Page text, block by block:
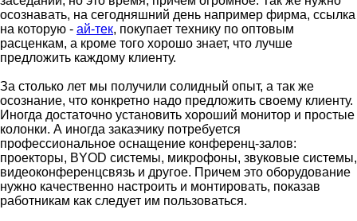
осознавать, на сегодняшний день например фирма, ссылка
на которую - ай-тек, покупает технику по оптовым
расценкам, а кроме того хорошо знает, что лучше
предложить каждому клиенту.
За столько лет мы получили солидный опыт, а так же
осознание, что конкретно надо предложить своему клиенту.
Иногда достаточно установить хороший монитор и простые
колонки. А иногда заказчику потребуется
профессиональное оснащение конференц-залов:
проекторы, BYOD системы, микрофоны, звуковые системы,
видеоконференцсвязь и другое. Причем это оборудование
нужно качественно настроить и монтировать, показав
работникам как следует им пользоваться.